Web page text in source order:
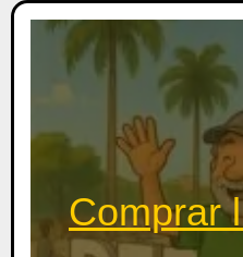
Comprar